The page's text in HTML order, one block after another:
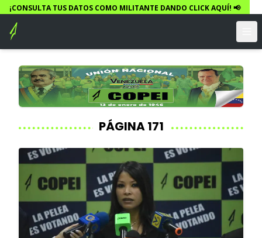
¡CONSULTA TUS DATOS COMO MILITANTE DANDO CLICK AQUÍ! 📢
PÁGINA 171